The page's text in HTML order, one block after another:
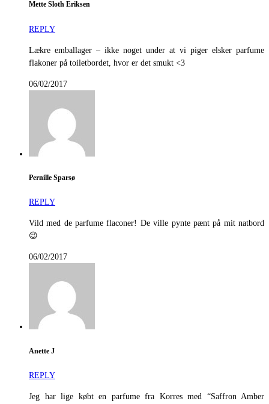
Mette Sloth Eriksen
REPLY
Lækre emballager – ikke noget under at vi piger elsker parfume
flakoner på toiletbordet, hvor er det smukt <3
06/02/2017
Pernille Sparsø
REPLY
Vild med de parfume flaconer! De ville pynte pænt på mit natbord
😉
06/02/2017
Anette J
REPLY
Jeg har lige købt en parfume fra Korres med “Saffron Amber